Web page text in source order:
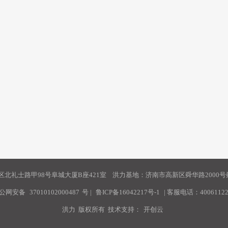
北礼士路甲98号阜城大厦B座421室 洪力基地：济南市高新区舜华路2000号
网安备 37010102000487 号 | 鲁ICP备16042217号-1 | 客服电话：
洪力 版权所有 技术支持： 开创云